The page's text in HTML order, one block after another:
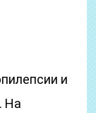
и
На